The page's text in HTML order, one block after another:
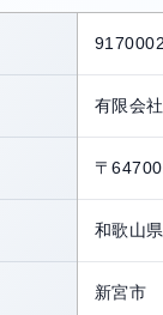
有限会社
〒
和歌山県
新宮市